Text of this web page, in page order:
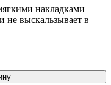
накладками
не выскальзывает в